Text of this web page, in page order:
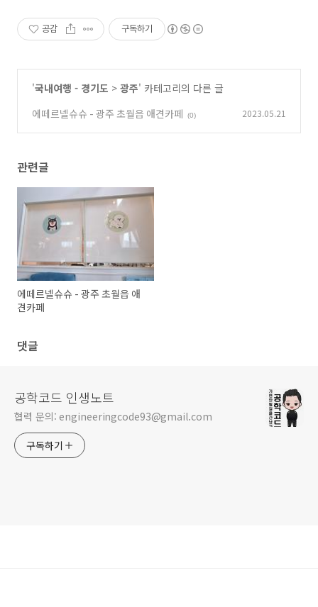
공감 구독하기
'국내여행 - 경기도 > 광주' 카테고리의 다른 글
에떼르넬슈슈 - 광주 초월읍 애견카페
(0) 2023.05.21
관련글
에떼르넬슈슈 - 광주 초월읍 애
견카페
댓글
공학코드 인생노트
협력 문의: engineeringcode93@gmail.com
구독하기